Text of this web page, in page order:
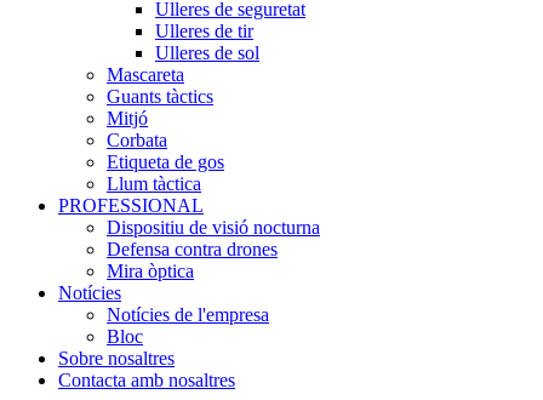
Ulleres de seguretat
Ulleres de tir
Ulleres de sol
Mascareta
Guants tàctics
Mitjó
Corbata
Etiqueta de gos
Llum tàctica
PROFESSIONAL
Dispositiu de visió nocturna
Defensa contra drones
Mira òptica
Notícies
Notícies de l'empresa
Bloc
Sobre nosaltres
Contacta amb nosaltres